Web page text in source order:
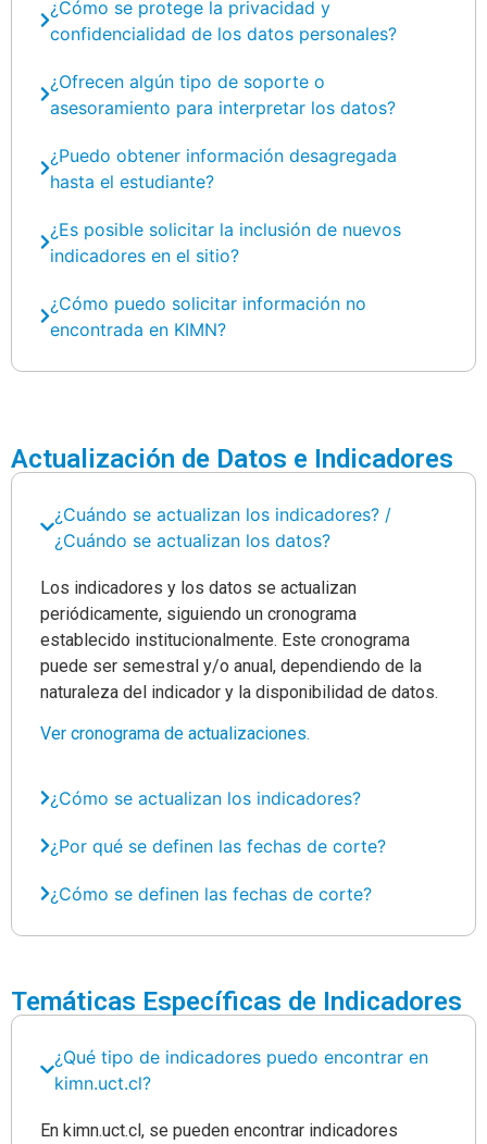
¿Cómo se protege la privacidad y
confidencialidad de los datos personales?
¿Ofrecen algún tipo de soporte o
asesoramiento para interpretar los datos?
¿Puedo obtener información desagregada
hasta el estudiante?
¿Es posible solicitar la inclusión de nuevos
indicadores en el sitio?
¿Cómo puedo solicitar información no
encontrada en KIMN?
Actualización de Datos e Indicadores
¿Cuándo se actualizan los indicadores? /
¿Cuándo se actualizan los datos?
Los indicadores y los datos se actualizan
periódicamente, siguiendo un cronograma
establecido institucionalmente. Este cronograma
puede ser semestral y/o anual, dependiendo de la
naturaleza del indicador y la disponibilidad de datos.
Ver cronograma de actualizaciones.
¿Cómo se actualizan los indicadores?
¿Por qué se definen las fechas de corte?
¿Cómo se definen las fechas de corte?
Temáticas Específicas de Indicadores
¿Qué tipo de indicadores puedo encontrar en
kimn.uct.cl?
En kimn.uct.cl, se pueden encontrar indicadores